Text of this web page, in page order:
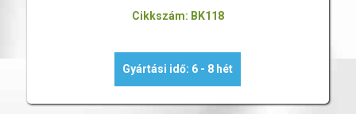
Cikkszám: BK118
Gyártási idő: 6 - 8 hét